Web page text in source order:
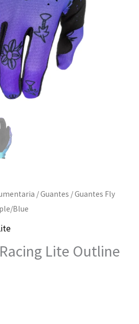
/Guantes / Guantes Fly
Blue
Lite Outline